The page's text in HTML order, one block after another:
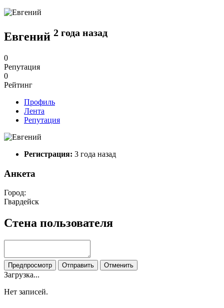
Евгений 2 года назад
0
Репутация
0
Рейтинг
Профиль
Лента
Репутация
Регистрация: 3 года назад
Анкета
Город:
Гвардейск
Стена пользователя
Предпросмотр Отправить Отменить
Загрузка...
Нет записей.